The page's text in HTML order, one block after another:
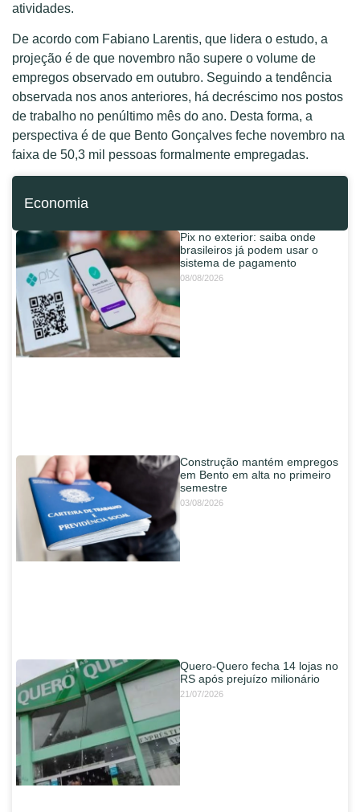
atividades.
De acordo com Fabiano Larentis, que lidera o estudo, a
projeção é de que novembro não supere o volume de
empregos observado em outubro. Seguindo a tendência
observada nos anos anteriores, há decréscimo nos postos
de trabalho no penúltimo mês do ano. Desta forma, a
perspectiva é de que Bento Gonçalves feche novembro na
faixa de 50,3 mil pessoas formalmente empregadas.
Economia
Pix no exterior: saiba onde
brasileiros já podem usar o
sistema de pagamento
08/08/2026
Construção mantém empregos
em Bento em alta no primeiro
semestre
03/08/2026
Quero-Quero fecha 14 lojas no
RS após prejuízo milionário
21/07/2026